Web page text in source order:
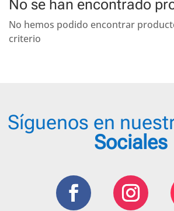
No se han encontrado
No hemos podido encontrar
criterio
Síguenos en
Sociales